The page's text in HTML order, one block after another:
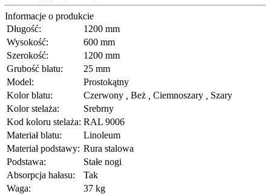
Informacje o produkcie
Długość:
1200 mm
Wysokość:
600 mm
Szerokość:
1200 mm
Grubość blatu:
25 mm
Model:
Prostokątny
Kolor blatu:
Czerwony Beż Ciemnoszary
Szary
Kolor stelaża:
Srebrny
Kod koloru stelaża: RAL 9006
Materiał blatu:
Linoleum
Materiał podstawy: Rura stalowa
Podstawa:
Stałe nogi
Absorpcja hałasu:
Tak
Waga:
37 kg